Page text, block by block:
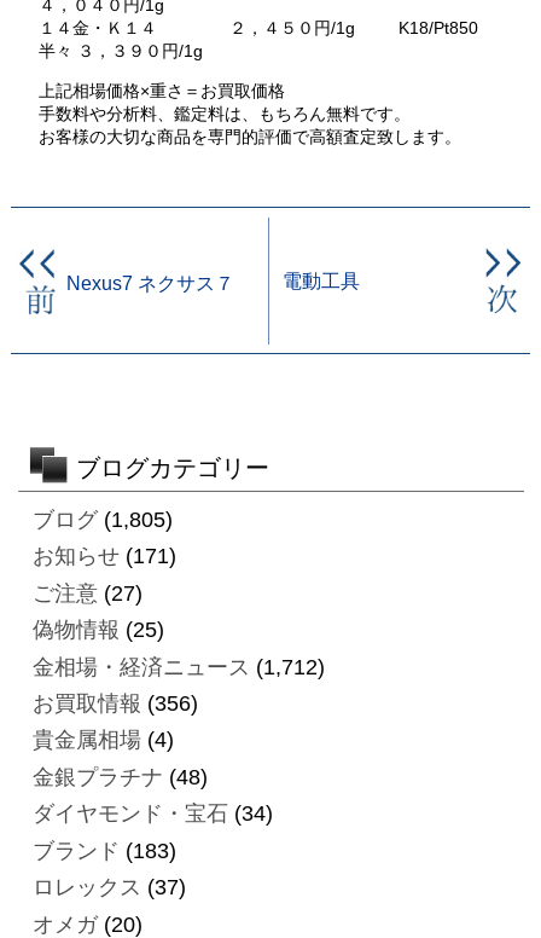
４，０４０円/1g
１４金・Ｋ１４ ２，４５０円/1g K18/Pt850
半々 ３，３９０円/1g
上記相場価格×重さ＝お買取価格
手数料や分析料、鑑定料は、もちろん無料です。
お客様の大切な商品を専門的評価で高額査定致します。
Nexus7 ネクサス７ 電動工具
ブログカテゴリー
ブログ(1,805)
お知らせ(171)
ご注意(27)
偽物情報 (25)
金相場・経済ニュース (1,712)
お買取情報 (356)
貴金属相場(4)
金銀プラチナ (48)
ダイヤモンド・宝石 (34)
ブランド (183)
ロレックス (37)
オメガ(20)